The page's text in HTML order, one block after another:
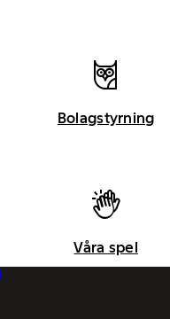
Bolagstyrning
Våra spel